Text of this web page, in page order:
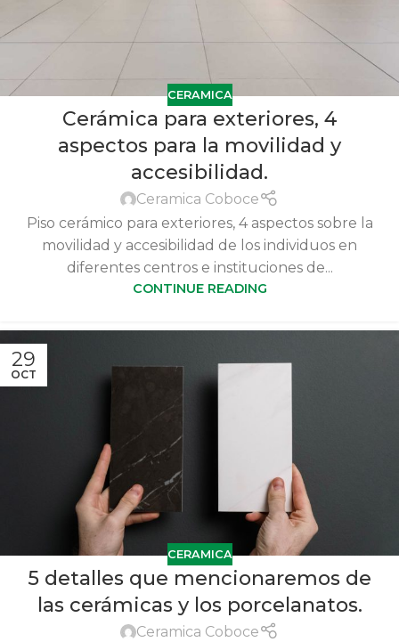
CERAMICA
Cerámica para exteriores, 4
aspectos para la movilidad y
accesibilidad.
Ceramica Coboce
Piso cerámico para exteriores, 4 aspectos sobre la
movilidad y accesibilidad de los individuos en
diferentes centros e instituciones de...
CONTINUE READING
29
OCT
CERAMICA
5 detalles que mencionaremos de
las cerámicas y los porcelanatos.
Ceramica Coboce